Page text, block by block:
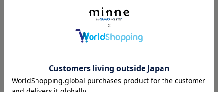
minneとものづくりと
minneの本